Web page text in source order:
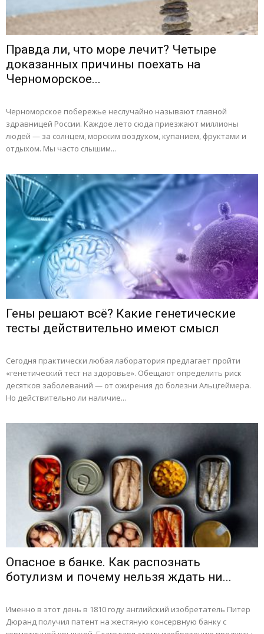
Правда ли, что море лечит? Четыре
доказанных причины поехать на
Черноморское...
Черноморское побережье неслучайно называют главной
здравницей России. Каждое лето сюда приезжают миллионы
людей — за солнцем, морским воздухом, купанием, фруктами и
отдыхом. Мы часто слышим...
Гены решают всё? Какие генетические
тесты действительно имеют смысл
Сегодня практически любая лаборатория предлагает пройти
«генетический тест на здоровье». Обещают определить риск
десятков заболеваний — от ожирения до болезни Альцгеймера.
Но действительно ли наличие...
Опасное в банке. Как распознать
ботулизм и почему нельзя ждать ни...
Именно в этот день в 1810 году английский изобретатель Питер
Дюранд получил патент на жестяную консервную банку с